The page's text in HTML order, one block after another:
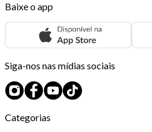
Baixe o app
Siga-nos nas mídias sociais
Categorias